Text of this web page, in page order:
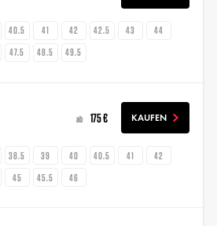
40.5 41 42 42.5 43
44
47.5 48.5 49.5
ab 175 € KAUFEN
38.5 39 40 40.5 41
42
45 45.5 46